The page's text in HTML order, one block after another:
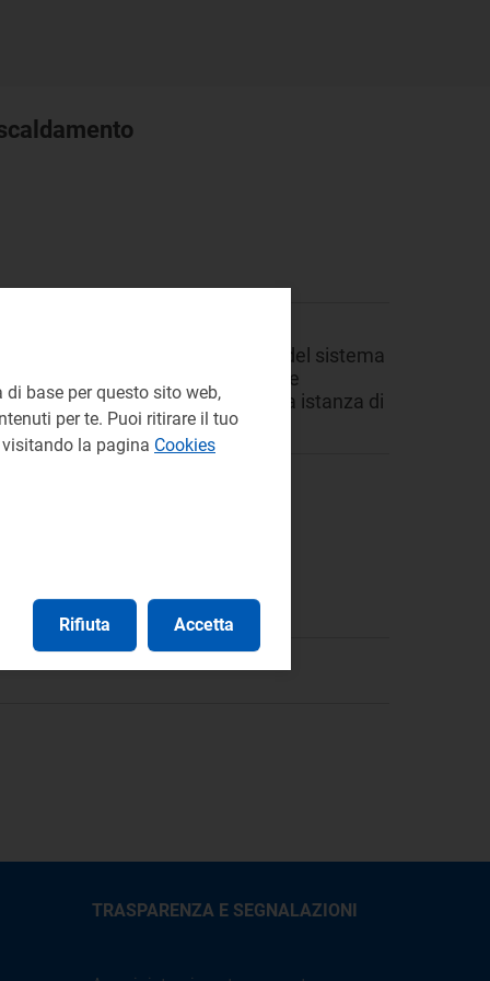
avviato con la deliberazione
alle modalità di funzionamento del sistema
con l’obiettivo di garantirne
ultimi, di presentare apposita istanza di
TRASPARENZA E SEGNALAZIONI
base per questo sito web,
per te. Puoi ritirare il tuo
la pagina Cookies
Rifiuta Accetta